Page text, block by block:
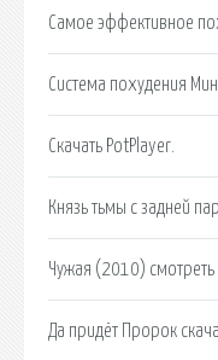
Самое эффективное
Система похудения
Скачать PotPlayer.
Князь тьмы с задней
Чужая (2010) смотреть
Да придёт Пророк